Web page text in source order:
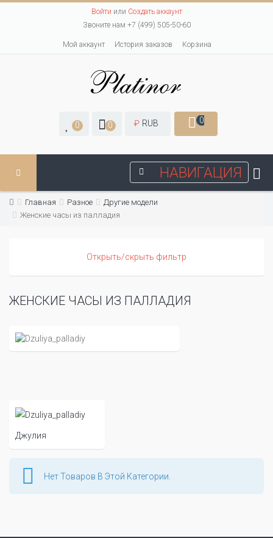
Войти или Создать аккаунт
Звоните нам +7 (499) 505-50-60
Мой аккаунт История заказов Корзина
0 0 ₽ RUB 0
НАВИГАЦИЯ
Главная Разное
Другие модели
Женские часы из палладия
Открыть/скрыть фильтр
ЖЕНСКИЕ ЧАСЫ ИЗ ПАЛЛАДИЯ
Джулия
Нет Товаров В Этой Категории.